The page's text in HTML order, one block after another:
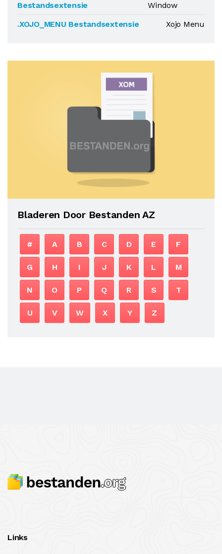
Bestandsextensie
Window
.XOJO_MENU Bestandsextensie
Xojo Menu
Bladeren Door Bestanden AZ
# A B C D E F
G H I J K L M
N O P Q R S T
U V W X Y Z
Links